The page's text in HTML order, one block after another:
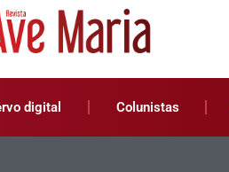
digital Colunistas